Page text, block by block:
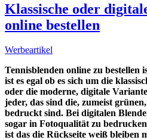
Klassische oder
online bestellen
Werbeartikel
Tennisblenden online zu bestellen
ist es egal ob es sich um die
oder die moderne, digitale
jeder, das sind die, zumeist
bedruckt sind. Bei digitalen
sogar in Fotoqualität zu
ist das die Rückseite weiß bleiben